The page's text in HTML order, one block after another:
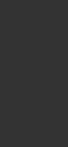
Ceuta-„Invasion“
Spaltung
Interessant